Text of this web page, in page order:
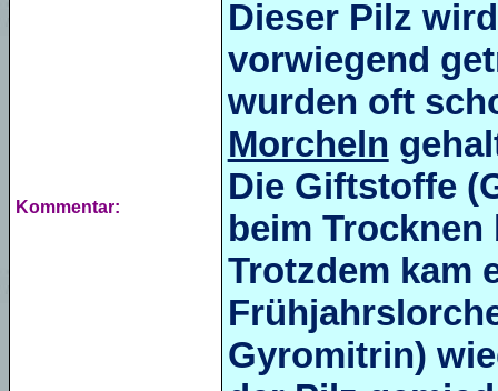
Kommentar:
Dieser Pilz
vorwiegend
wurden oft
Morcheln
Die Giftstoffe
beim
Trotzdem kam
Gyromitrin)